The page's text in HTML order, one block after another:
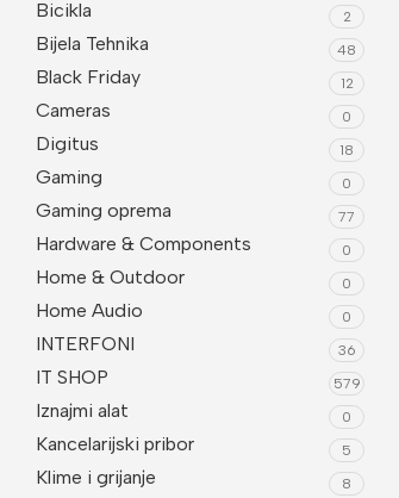
Video Nadzor
Bicikla 2
Bijela Tehnika 48
Black Friday 12
Cameras 0
Digitus 18
Gaming 0
Gaming oprema 77
Hardware & Components 0
Home & Outdoor 0
Home Audio 0
INTERFONI 36
IT SHOP 579
Iznajmi alat 0
Kancelarijski pribor 5
Klime i grijanje 8